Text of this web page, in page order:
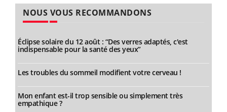
NOUS VOUS RECOMMANDONS
Éclipse solaire du 12 août : “Des verres adaptés, c'est
indispensable pour la santé des yeux”
Les troubles du sommeil modifient votre cerveau !
Mon enfant est-il trop sensible ou simplement très
empathique ?